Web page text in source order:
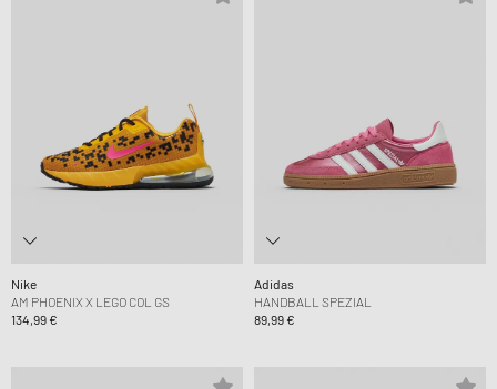
Nike
AM PHOENIX X LEGO COL GS
134,99 €
Adidas
HANDBALL SPEZIAL
89,99 €